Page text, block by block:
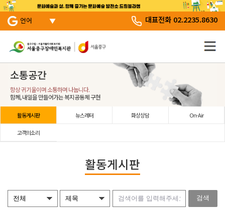
본문 바로 가기
서브 메뉴 바로가기
주 메뉴 바로 가기
언어 대표전화 02.2235.8630
소통공간
항상 귀기울이며 소통하며 나눕니다.
함께, 내일을 만들어가는 복지공동체 구현
활동게시판 뉴스레터 화상상담 On-Air
고객의소리
활동게시판